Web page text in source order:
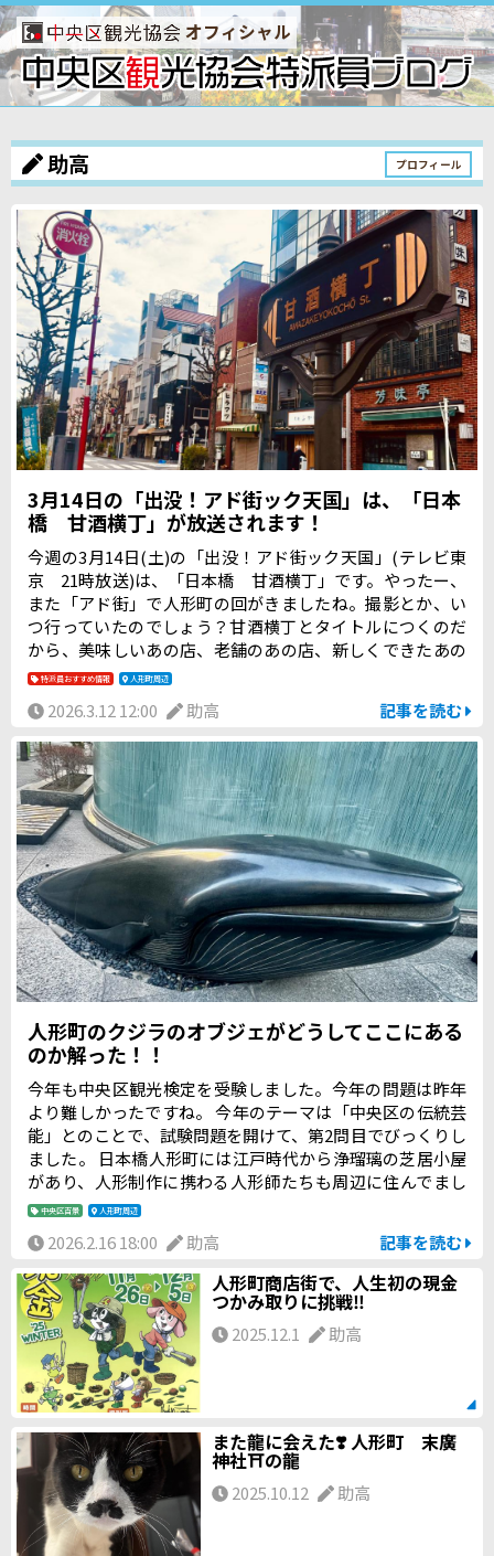
オフィシャル
助高 プロフィール
3月14日の「出没！アド街ック天国」は、「日本
橋 甘酒横丁」が放送されます！
今週の3月14日(土)の「出没！アド街ック天国」(テレビ東
京 21時放送)は、「日本橋 甘酒横丁」です。やったー、
また「アド街」で人形町の回がきましたね。撮影とか、い
つ行っていたのでしょう？甘酒横丁とタイトルにつくのだ
から、美味しいあの店、老舗のあの店、新しくできたあの
店が余す所なく紹介される、美食の1時間になるはずですよ
てもらいたいものです。宣伝部長のイノッチが歌う、「あ
の街この街」で始まる「人形町 甘酒横丁百景」も楽しみ
です。朝日が昇った人形町から夕暮れの情緒のある人形町
まで、どんな100の日常の人形町が映し出されるのか、今か
らワクワクします！
特派員おすすめ情報 人形町周辺
2026.3.12 12:00 助高 記事を読む
人形町のクジラのオブジェがどうしてここにある
のか解った！！
今年も中央区観光検定を受験しました。今年の問題は昨年
より難しかったですね。 今年のテーマは「中央区の伝統芸
能」とのことで、試験問題を開けて、第2問目でびっくりし
ました。 日本橋人形町には江戸時代から浄瑠璃の芝居小屋
があり、人形制作に携わる人形師たちも周辺に住んでまし
た。繊細な動きを追求する人形師だちは、ある生き物のヒ
き、現在に至るまで使い続けています。日本橋人形町にオ
ブジェが設置されている生き物は、次のうちどれでしょ
う。 ア. アシカ イ. セイウチ ウ. アザラシ エ. クジラ
中央区百景 人形町周辺
2026.2.16 18:00 助高 記事を読む
人形町商店街で、人生初の現金
つかみ取りに挑戦‼️
2025.12.1 助高
また龍に会えた❣️ 人形町 末廣
神社⛩️の龍
2025.10.12 助高